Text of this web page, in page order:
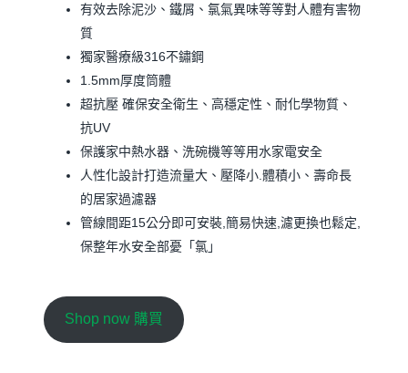
有效去除泥沙、鐵屑、氯氣異味等等對人體有害物
質
獨家醫療級316不鏽鋼
1.5mm厚度筒體
超抗壓 確保安全衛生、高穩定性、耐化學物質、
抗UV
保護家中熱水器、洗碗機等等用水家電安全
人性化設計打造流量大、壓降小.體積小、壽命長
的居家過濾器
管線間距15公分即可安裝,簡易快速,濾更換也鬆定,
保整年水安全部憂「氯」
Shop now 購買